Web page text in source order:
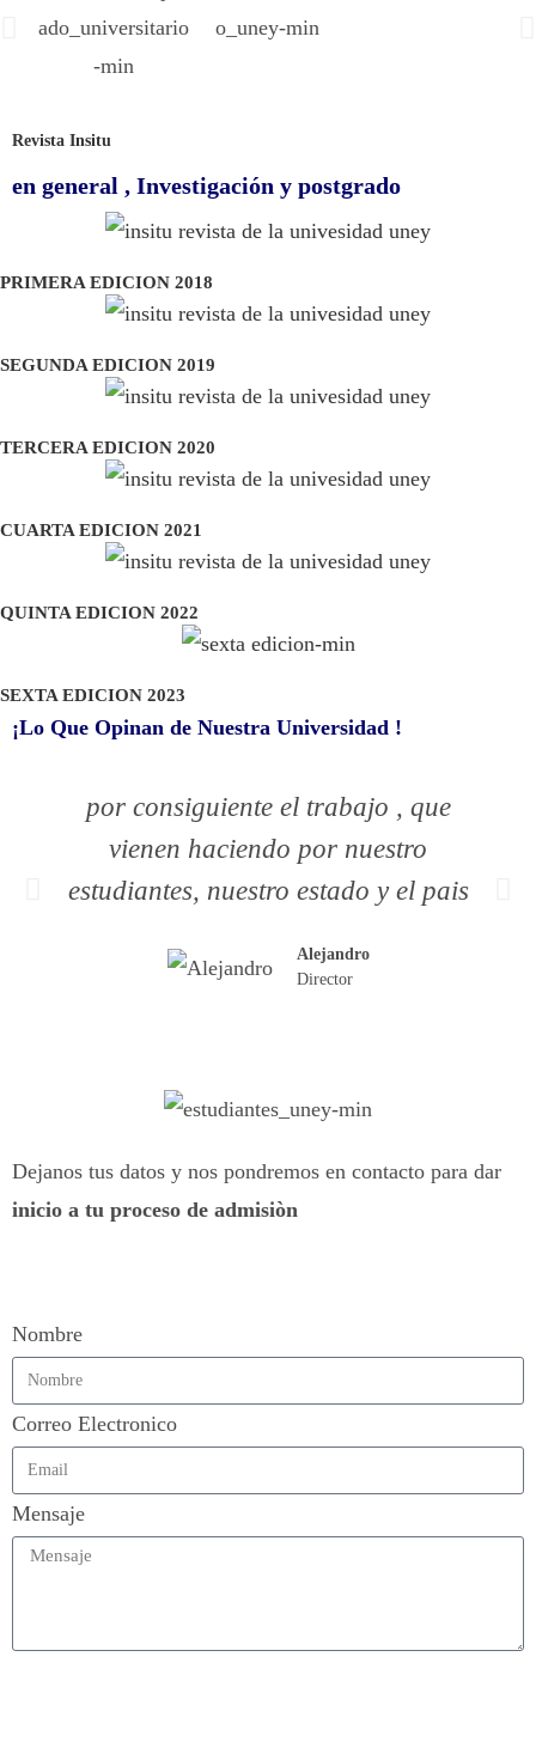
Revista Insitu
en general , Investigación y postgrado
PRIMERA EDICION 2018
SEGUNDA EDICION 2019
TERCERA EDICION 2020
CUARTA EDICION 2021
QUINTA EDICION 2022
SEXTA EDICION 2023
¡Lo Que Opinan de Nuestra Universidad !
por consiguiente el trabajo , que
vienen haciendo por nuestro
estudiantes, nuestro estado y el pais
Alejandro
Director
Dejanos tus datos y nos pondremos en contacto para dar
inicio a tu proceso de admisiòn
Nombre
Correo Electronico
Mensaje